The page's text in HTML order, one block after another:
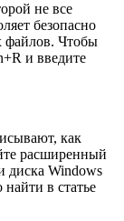
не все
безопасно
файлов. Чтобы
и введите
как
расширенный
диска Windows
в статье